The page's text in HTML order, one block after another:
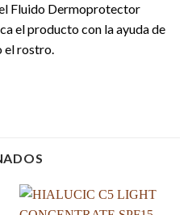
Fluido Dermoprotector
el producto con la ayuda de
el rostro.